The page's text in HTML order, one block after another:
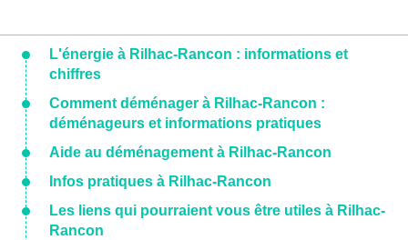
L'énergie à Rilhac-Rancon : informations et
chiffres
Comment déménager à Rilhac-Rancon :
déménageurs et informations pratiques
Aide au déménagement à Rilhac-Rancon
Infos pratiques à Rilhac-Rancon
Les liens qui pourraient vous être utiles à Rilhac-
Rancon